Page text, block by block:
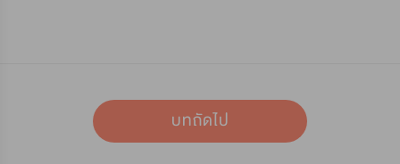
บทถัดไป